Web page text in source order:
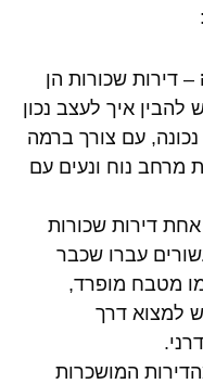
– דירות שכורות הן
להבין איך לעצב נכון
עם צורך ברמה
מרחב נוח ונעים עם
דירות שכורות
עברו שכבר
מטבח מופרד,
למצוא דרך
המושכרות